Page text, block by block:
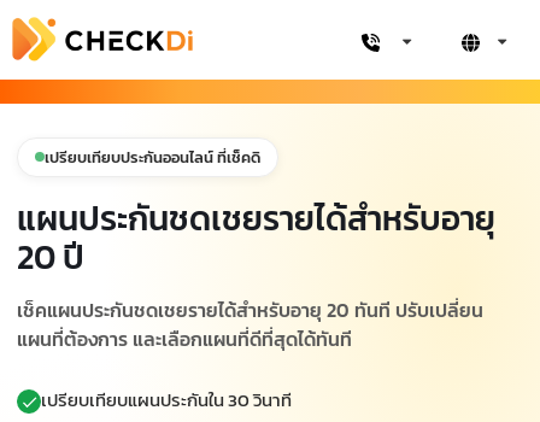
เปรียบเทียบประกันออนไลน์ ที่เช็คดิ
แผนประกันชดเชยรายได้สำหรับอายุ
20 ปี
เช็คแผนประกันชดเชยรายได้สำหรับอายุ 20 ทันที ปรับเปลี่ยน
แผนที่ต้องการ และเลือกแผนที่ดีที่สุดได้ทันที
เปรียบเทียบแผนประกันใน 30 วินาที